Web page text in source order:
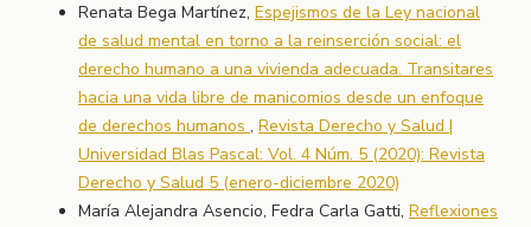
Renata Bega Martínez, Espejismos de la Ley nacional
de salud mental en torno a la reinserción social: el
derecho humano a una vivienda adecuada. Transitares
hacia una vida libre de manicomios desde un enfoque
de derechos humanos , Revista Derecho y Salud |
Universidad Blas Pascal: Vol. 4 Núm. 5 (2020): Revista
Derecho y Salud 5 (enero-diciembre 2020)
María Alejandra Asencio, Fedra Carla Gatti, Reflexiones